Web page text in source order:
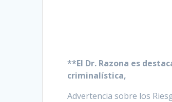
**El Dr. Razona es
criminalística,
Advertencia sobre los